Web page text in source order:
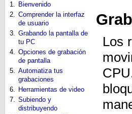
1. Bienvenido
2. Comprender la interfaz
de usuario
3. Grabando la pantalla de
tu PC
4. Opciones de grabación
de pantalla
5. Automatiza tus
grabaciones
6. Herramientas de video
7. Subiendo y
distribuyendo
Los